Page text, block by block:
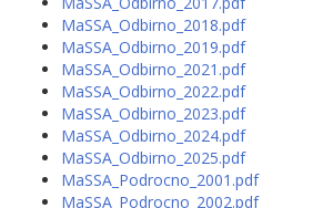
MaSSA_Odbirno_2018.pdf
MaSSA_Odbirno_2019.pdf
MaSSA_Odbirno_2021.pdf
MaSSA_Odbirno_2022.pdf
MaSSA_Odbirno_2023.pdf
MaSSA_Odbirno_2024.pdf
MaSSA_Odbirno_2025.pdf
MaSSA_Podrocno_2001.pdf
MaSSA_Podrocno_2002.pdf